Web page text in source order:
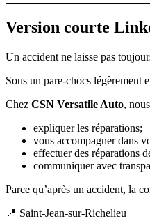
Version courte
Un accident ne laisse pas
Sous un pare-chocs légèrement
Chez CSN Versatile Auto,
expliquer les réparations;
vous accompagner dans
effectuer des réparations
communiquer avec
Parce qu’après un accident, la
📍 Saint-Jean-sur-Richelieu